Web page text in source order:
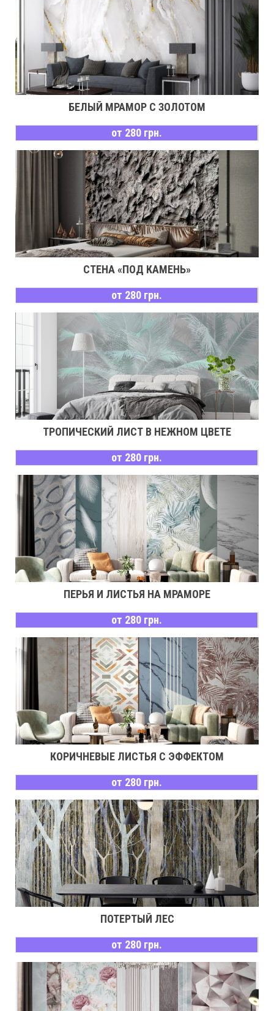
БЕЛЫЙ МРАМОР С ЗОЛОТОМ
от 280 грн.
СТЕНА «ПОД КАМЕНЬ»
от 280 грн.
ТРОПИЧЕСКИЙ ЛИСТ В НЕЖНОМ ЦВЕТЕ
от 280 грн.
ПЕРЬЯ И ЛИСТЬЯ НА МРАМОРЕ
от 280 грн.
КОРИЧНЕВЫЕ ЛИСТЬЯ С ЭФФЕКТОМ
от 280 грн.
ПОТЕРТЫЙ ЛЕС
от 280 грн.